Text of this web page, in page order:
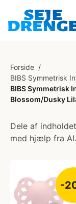
Forside /
BIBS Symmetrisk
BIBS Symmetrisk
Blossom/Dusky
Dele af
med hjælp fra AI.
-